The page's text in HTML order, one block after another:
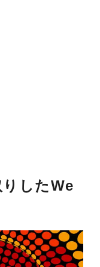
りしたWe